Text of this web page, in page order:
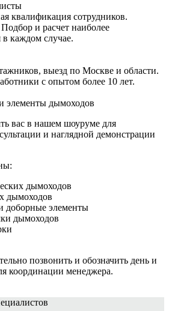
квалификация сотрудников.
и расчет наиболее
каждом случае.
выезд по Москве и области.
с опытом более 10 лет.
элементы дымоходов
вас в нашем шоуруме для
и наглядной демонстрации
дымоходов
дымоходов
доборные элементы
дымоходов
позвонить и обозначить день и
координации менеджера.